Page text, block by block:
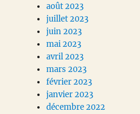
août 2023
juillet 2023
juin 2023
mai 2023
avril 2023
mars 2023
février 2023
janvier 2023
décembre 2022